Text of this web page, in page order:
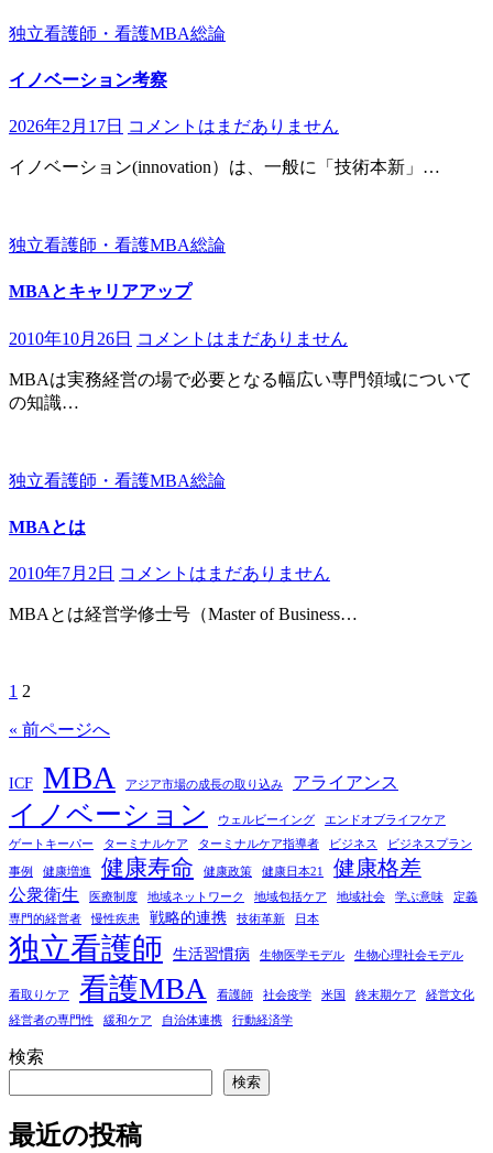
独立看護師・看護MBA総論
イノベーション考察
2026年2月17日 コメントはまだありません
イノベーション(innovation）は、一般に「技術本新」…
独立看護師・看護MBA総論
MBAとキャリアアップ
2010年10月26日 コメントはまだありません
MBAは実務経営の場で必要となる幅広い専門領域について
の知識…
独立看護師・看護MBA総論
MBAとは
2010年7月2日 コメントはまだありません
MBAとは経営学修士号（Master of Business…
投
稿
ペ
ー
ジ
送
り
1 2
« 前ページへ
ICF MBA アジア市場の成長の取り込み アライアンス
イノベーション ウェルビーイング
エンドオブライフケア
ゲートキーパー
ターミナルケア ターミナルケア指導者 ビジネス ビジネスプラン
事例 健康増進 健康寿命 健康政策 健康日本21 健康格差
公衆衛生 医療制度 地域ネットワーク 地域包括ケア 地域社会 学ぶ意味
定義
専門的経営者
慢性疾患 戦略的連携 技術革新 日本
独立看護師 生活習慣病 生物医学モデル 生物心理社会モデル
看取りケア 看護MBA 看護師 社会疫学 米国 終末期ケア 経営文化
経営者の専門性 緩和ケア 自治体連携 行動経済学
検索
検索
最近の投稿